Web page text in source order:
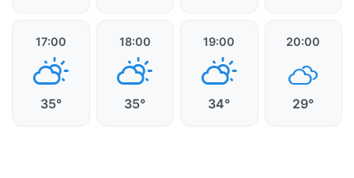
17:00
35°
18:00
35°
19:00
34°
20:00
29°